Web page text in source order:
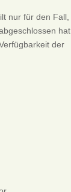
nur für den Fall,
hat.
der